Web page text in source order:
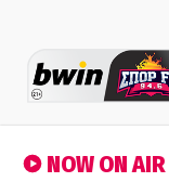
NOW ON AIR